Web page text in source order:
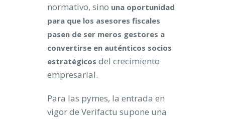
normativo, sino una oportunidad
para que los asesores fiscales
pasen de ser meros gestores a
convertirse en auténticos socios
estratégicos del crecimiento
empresarial.
Para las pymes, la entrada en
vigor de Verifactu supone una